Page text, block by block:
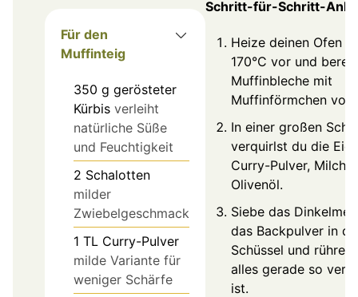
Für den
Muffinteig
350 g gerösteter
Kürbis verleiht
natürliche Süße
und Feuchtigkeit
2 Schalotten
milder
Zwiebelgeschmack
1 TL Curry-Pulver
milde Variante für
weniger Schärfe
Schritt-für-Schritt-
Heize deinen Ofen
170°C vor und
Muffinbleche mit
Muffinförmchen vor.
In einer großen
verquirlst du die
Curry-Pulver, Milch
Olivenöl.
Siebe das
das Backpulver in
Schüssel und rühre,
alles gerade so
ist.